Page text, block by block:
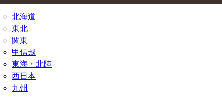
北海道
東北
関東
甲信越
東海・北陸
西日本
九州